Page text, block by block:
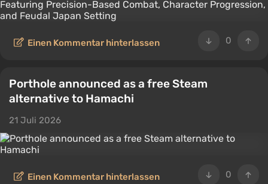
0
Einen Kommentar hinterlassen
Porthole announced as a free Steam
alternative to Hamachi
21 Juli 2026
0
Einen Kommentar hinterlassen